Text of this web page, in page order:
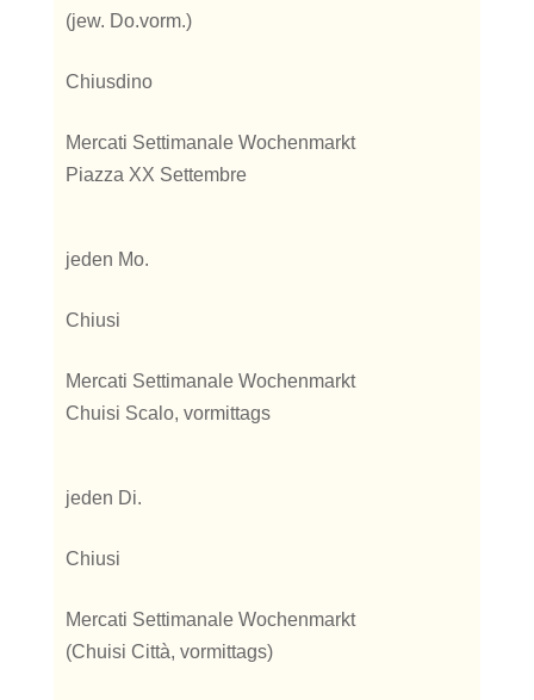
(jew. Do.vorm.)
Chiusdino
Mercati Settimanale Wochenmarkt
Piazza XX Settembre
jeden Mo.
Chiusi
Mercati Settimanale Wochenmarkt
Chuisi Scalo, vormittags
jeden Di.
Chiusi
Mercati Settimanale Wochenmarkt
(Chuisi Città, vormittags)